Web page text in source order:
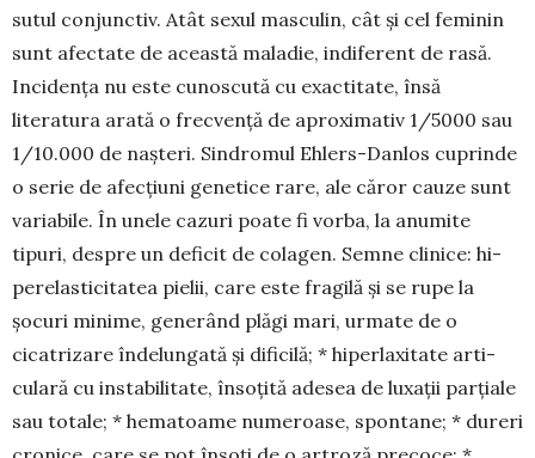
sutul conjunctiv. Atât sexul masculin, cât și cel fe­minin
sunt afectate de această maladie, in­diferent de rasă.
Incidența nu este cunoscută cu exactitate, însă
literatura arată o frecvență de apro­ximativ 1/5000 sau
1/10.000 de nașteri. Sindro­mul Ehlers-Danlos cu­prin­de
o serie de afecțiuni genetice rare, ale căror cauze sunt
variabile. În unele cazuri poate fi vorba, la anu­mi­te
tipuri, des­pre un deficit de colagen. Semne cli­nice: hi­
per­elas­ticitatea pielii, care este fragilă și se ru­pe la
șocuri minime, generând plăgi mari, urmate de o
cicatrizare îndelungată și dificilă; * hi­perlaxitate ar­ti­
culară cu ins­ta­bilitate, însoțită adesea de lu­xații parțiale
sau to­tale; * hematoame numeroase, spon­­­ta­ne; * dureri